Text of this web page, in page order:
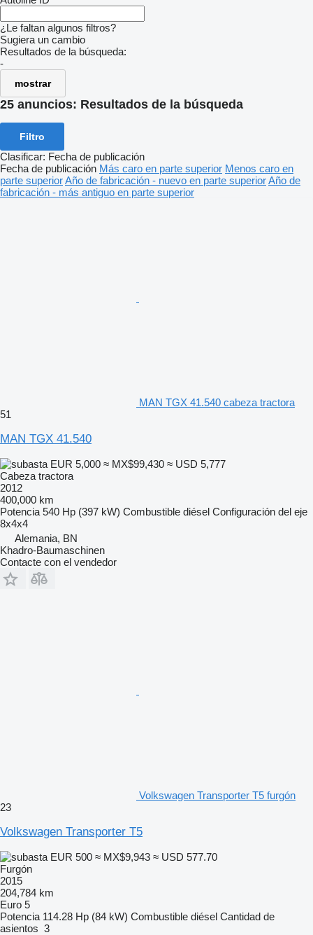
¿Le faltan algunos filtros?
Sugiera un cambio
Resultados de la búsqueda:
-
mostrar
25 anuncios: Resultados de la búsqueda
Filtro
Clasificar: Fecha de publicación
Fecha de publicación Más caro en parte superior Menos caro en
parte superiorAño de fabricación - nuevo en parte superiorAño de
fabricación - más antiguo en parte superior
MAN TGX 41.540 cabeza tractora
51
MAN TGX 41.540
EUR 5,000 ≈ MX$99,430 ≈ USD 5,777
Cabeza tractora
2012
400,000 km
Potencia 540 Hp (397 kW) Combustible diésel Configuración del eje
8x4x4
Alemania, BN
Khadro-Baumaschinen
Contacte con el vendedor
Volkswagen Transporter T5 furgón
23
Volkswagen Transporter T5
EUR 500 ≈ MX$9,943 ≈ USD 577.70
Furgón
2015
204,784 km
Euro 5
Potencia 114.28 Hp (84 kW) Combustible diésel Cantidad de
asientos 3